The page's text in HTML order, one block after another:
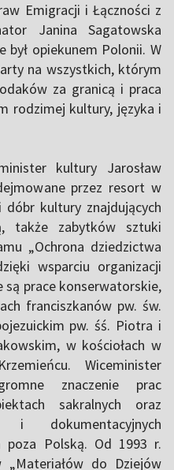
Emigracji i Łączności z
Janina Sagatowska
był opiekunem Polonii. W
na wszystkich, którym
za granicą i praca
rodzimej kultury, języka i
kultury Jarosław
przez resort w
kultury znajdujących
także zabytków sztuki
„Ochrona dziedzictwa
wsparciu organizacji
są prace konserwatorskie,
franciszkanów pw. św.
pw. śś. Piotra i
w kościołach w
Wiceminister
znaczenie prac
sakralnych oraz
i dokumentacyjnych
poza Polską. Od 1993 r.
do Dziejów